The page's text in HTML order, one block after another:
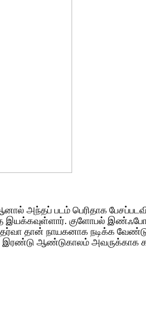
அந்தப் படம் பெரிதாக
இயக்கவுள்ளார். குளோபல்
தான் நாயகனாக நடிக்க
இரண்டு ஆண்டுகாலம் அவருக்காக